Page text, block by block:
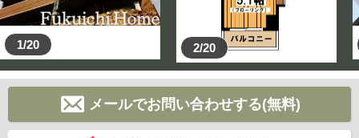
1/20 2/20
メールでお問い合わせする(無料)